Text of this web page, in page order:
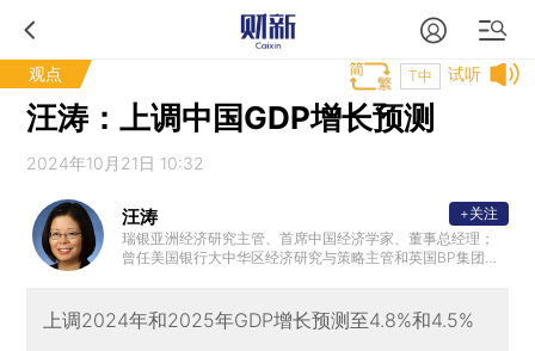
观点 试听
T中
汪涛：上调中国GDP增长预测
2024年10月21日 10:32
汪涛
瑞银亚洲经济研究主管、首席中国经济学家、董事总经理；
曾任美国银行大中华区经济研究与策略主管和英国BP集团首
位。
+关注
上调2024年和2025年GDP增长预测至4.8%和4.5%